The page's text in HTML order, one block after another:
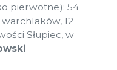
pierwotne): 54
12
Słupiec, w